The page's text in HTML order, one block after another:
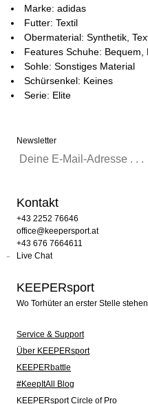
Marke: adidas
Futter: Textil
Obermaterial: Synthetik,
Features Schuhe: Bequem,
Sohle: Sonstiges Material
Schürsenkel: Keines
Serie: Elite
Newsletter
Kontakt
+43 2252 76646
office@keepersport.at
+43 676 7664611
Live Chat
KEEPERsport
Wo Torhüter an erster Stelle
Service & Support
Über KEEPERsport
KEEPERbattle
#KeepItAll Blog
KEEPERsport Circle of Pro